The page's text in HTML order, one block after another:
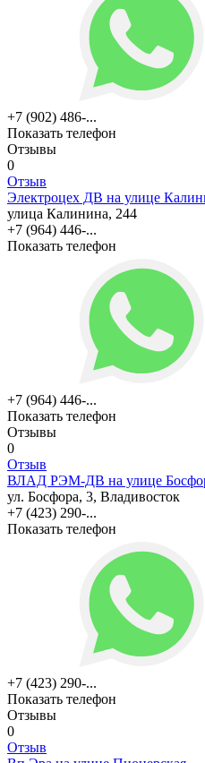
+7 (902) 486-...
Показать телефон
Отзывы
0
Отзыв
Электроцех ДВ на улице
улица Калинина, 244
+7 (964) 446-...
Показать телефон
+7 (964) 446-...
Показать телефон
Отзывы
0
Отзыв
ВЛАД РЭМ-ДВ на улице
ул. Босфора, 3, Владивосток
+7 (423) 290-...
Показать телефон
+7 (423) 290-...
Показать телефон
Отзывы
0
Отзыв